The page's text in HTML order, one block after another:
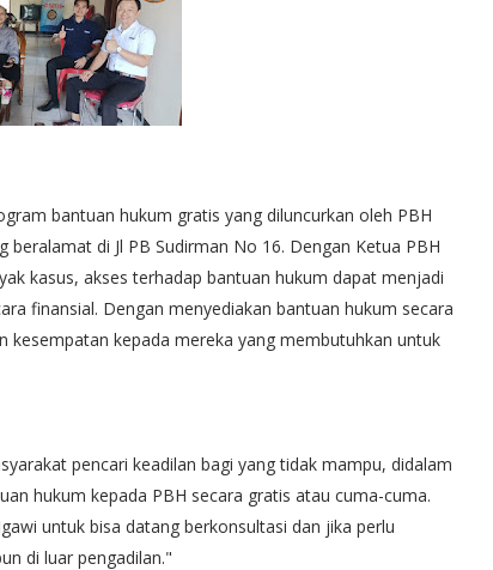
bantuan hukum gratis yang diluncurkan oleh PBH
di Jl PB Sudirman No 16. Dengan Ketua PBH
kasus, akses terhadap bantuan hukum dapat menjadi
finansial. Dengan menyediakan bantuan hukum secara
kesempatan kepada mereka yang membutuhkan untuk
pencari keadilan bagi yang tidak mampu, didalam
hukum kepada PBH secara gratis atau cuma-cuma.
untuk bisa datang berkonsultasi dan jika perlu
di luar pengadilan."